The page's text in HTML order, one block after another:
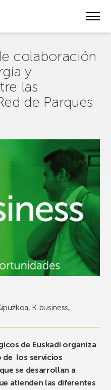
colaboración
y
las
de Parques
, K·business,
de Euskadi organiza
los servicios
se desarrollan a
atienden las diferentes